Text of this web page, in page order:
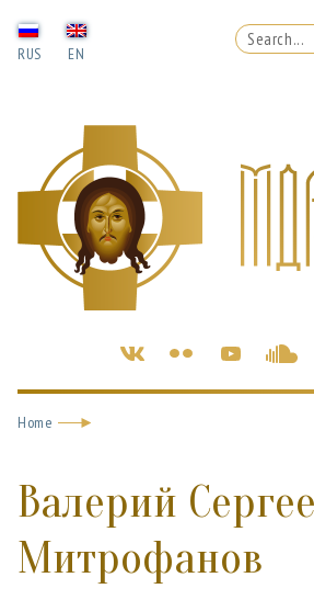
RUS EN
Home
Валерий
Митрофанов